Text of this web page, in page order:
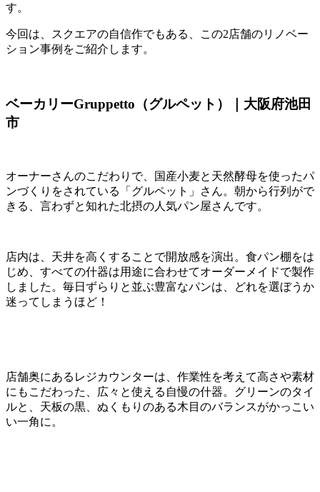
す。
今回は、スクエアの自信作でもある、この2店舗のリノベー
ション事例をご紹介します。
ベーカリーGruppetto（グルペット）｜大阪府池田
市
オーナーさんのこだわりで、国産小麦と天然酵母を使ったパ
ンづくりをされている「グルペット」さん。朝から行列がで
きる、言わずと知れた北摂の人気パン屋さんです。
店内は、天井を高くすることで開放感を演出。食パン棚をは
じめ、すべての什器は用途に合わせてオーダーメイドで製作
しました。毎日ずらりと並ぶ豊富なパンは、どれを選ぼうか
迷ってしまうほど！
店舗奥にあるレジカウンターは、作業性を考えて高さや素材
にもこだわった、広々と使える自慢の什器。グリーンのタイ
ルと、天板の黒、ぬくもりのある木目のバランスがかっこい
い一角に。